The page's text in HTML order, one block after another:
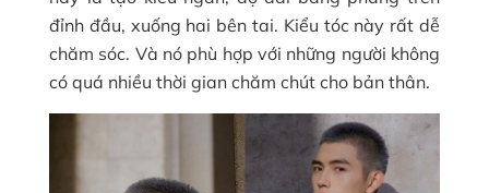
đỉnh đầu, xuống hai bên tai. Kiểu tóc này rất dễ
chăm sóc. Và nó phù hợp với những người không
có quá nhiều thời gian chăm chút cho bản thân.